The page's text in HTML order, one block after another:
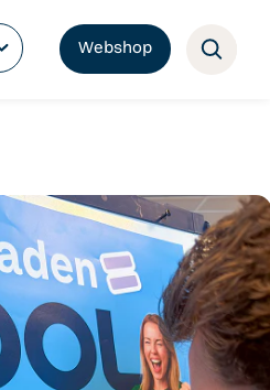
Webshop